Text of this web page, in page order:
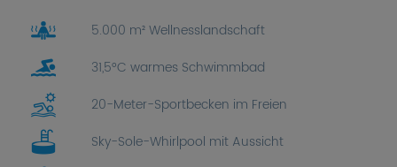
5.000 m² Wellnesslandschaft
31,5°C warmes Schwimmbad
20-Meter-Sportbecken im Freien
Sky-Sole-Whirlpool mit Aussicht